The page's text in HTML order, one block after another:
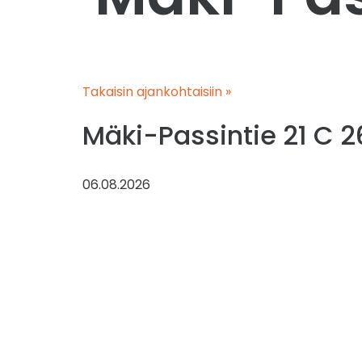
Takaisin ajankohtaisiin »
Mäki-Passintie 21 C
06.08.2026